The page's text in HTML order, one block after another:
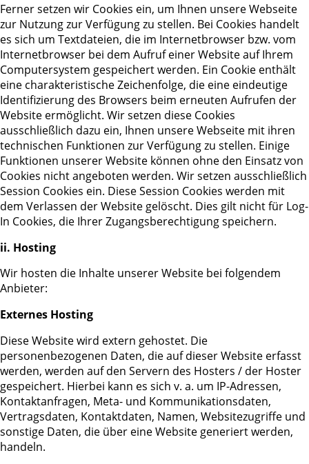
Ferner setzen wir Cookies ein, um Ihnen unsere Webseite
zur Nutzung zur Verfügung zu stellen. Bei Cookies handelt
es sich um Textdateien, die im Internetbrowser bzw. vom
Internetbrowser bei dem Aufruf einer Website auf Ihrem
Computersystem gespeichert werden. Ein Cookie enthält
eine charakteristische Zeichenfolge, die eine eindeutige
Identifizierung des Browsers beim erneuten Aufrufen der
Website ermöglicht. Wir setzen diese Cookies
ausschließlich dazu ein, Ihnen unsere Webseite mit ihren
technischen Funktionen zur Verfügung zu stellen. Einige
Funktionen unserer Website können ohne den Einsatz von
Cookies nicht angeboten werden. Wir setzen ausschließlich
Session Cookies ein. Diese Session Cookies werden mit
dem Verlassen der Website gelöscht. Dies gilt nicht für Log-
In Cookies, die Ihrer Zugangsberechtigung speichern.
ii. Hosting
Wir hosten die Inhalte unserer Website bei folgendem
Anbieter:
Externes Hosting
Diese Website wird extern gehostet. Die
personenbezogenen Daten, die auf dieser Website erfasst
werden, werden auf den Servern des Hosters / der Hoster
gespeichert. Hierbei kann es sich v. a. um IP-Adressen,
Kontaktanfragen, Meta- und Kommunikationsdaten,
Vertragsdaten, Kontaktdaten, Namen, Websitezugriffe und
sonstige Daten, die über eine Website generiert werden,
handeln.